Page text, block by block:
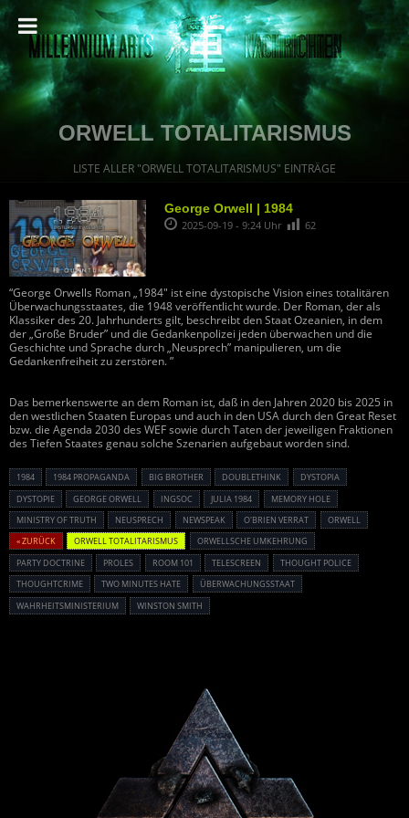
ORWELL TOTALITARISMUS
LISTE ALLER "ORWELL TOTALITARISMUS" EINTRÄGE
George Orwell | 1984
2025-09-19 - 9:24 Uhr 62
“George Orwells Roman „1984″ ist eine dystopische Vision eines totalitären
Überwachungsstaates, die 1948 veröffentlicht wurde. Der Roman, der als
Klassiker des 20. Jahrhunderts gilt, beschreibt den Staat Ozeanien, in dem
der „Große Bruder” und die Gedankenpolizei jeden überwachen und die
Geschichte und Sprache durch „Neusprech” manipulieren, um die
Gedankenfreiheit zu zerstören. ”
Das bemerkenswerte an dem Roman ist, daß in den Jahren 2020 bis 2025 in
den westlichen Staaten Europas und auch in den USA durch den Great Reset
bzw. die Agenda 2030 des WEF sowie durch Taten der jeweiligen Fraktionen
des Tiefen Staates genau solche Szenarien aufgebaut worden sind.
1984 1984 PROPAGANDA BIG BROTHER DOUBLETHINK
DYSTOPIA
DYSTOPIE
GEORGE ORWELL INGSOC JULIA 1984
MEMORY HOLE
MINISTRY OF TRUTH
NEUSPRECH NEWSPEAK O'BRIEN VERRAT
ORWELL
« ZURÜCK
ORWELL TOTALITARISMUS
ORWELLSCHE UMKEHRUNG
PARTY DOCTRINE
PROLES ROOM 101 TELESCREEN
THOUGHT POLICE
THOUGHTCRIME
TWO MINUTES HATE
ÜBERWACHUNGSSTAAT
WAHRHEITSMINISTERIUM
WINSTON SMITH
Powered By :